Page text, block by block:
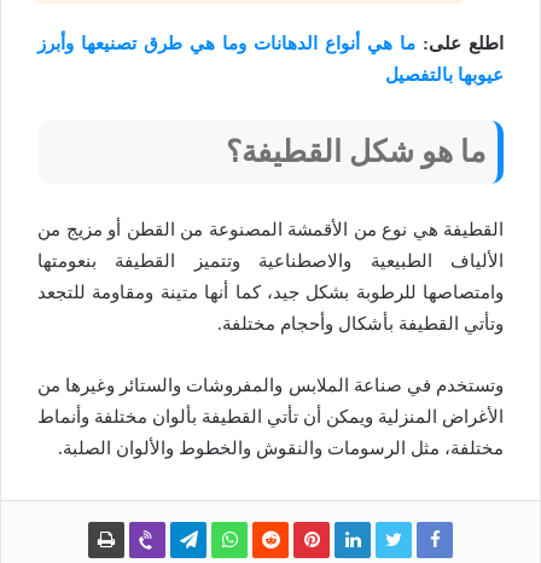
اطلع على: ما هي أنواع الدهانات وما هي طرق تصنيعها وأبرز
عيوبها بالتفصيل
ما هو شكل القطيفة؟
القطيفة هي نوع من الأقمشة المصنوعة من القطن أو مزيج من
الألياف الطبيعية والاصطناعية وتتميز القطيفة بنعومتها
وامتصاصها للرطوبة بشكل جيد، كما أنها متينة ومقاومة للتجعد
وتأتي القطيفة بأشكال وأحجام مختلفة.
وتستخدم في صناعة الملابس والمفروشات والستائر وغيرها من
الأغراض المنزلية ويمكن أن تأتي القطيفة بألوان مختلفة وأنماط
مختلفة، مثل الرسومات والنقوش والخطوط والألوان الصلبة.